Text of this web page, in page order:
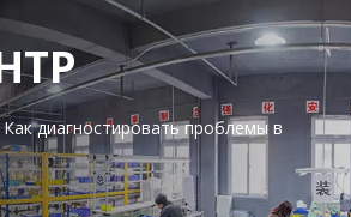
Как диагностировать проблемы в